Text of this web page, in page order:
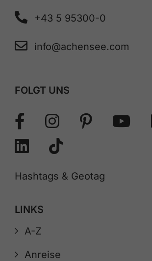
+43 5 95300-0
info@achensee.com
FOLGT UNS
Hashtags & Geotag
LINKS
A-Z
Anreise